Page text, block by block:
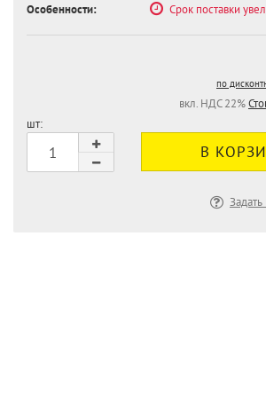
Особенности:
Срок поставки
по
вкл. НДС 22%
шт: